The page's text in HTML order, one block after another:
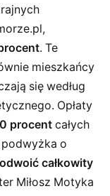
. Te
mieszkańcy
się według
Opłaty
procent całych
podwyżka o
całkowity
Miłosz Motyka